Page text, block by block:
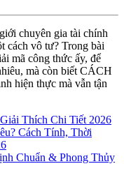
chuyên gia tài chính
cách vô tư? Trong bài
mã công thức ấy, để
mà còn biết CÁCH
hiện thực mà vẫn tận
Thích Chi Tiết 2026
Cách Tính, Thời
Chuẩn & Phong Thủy